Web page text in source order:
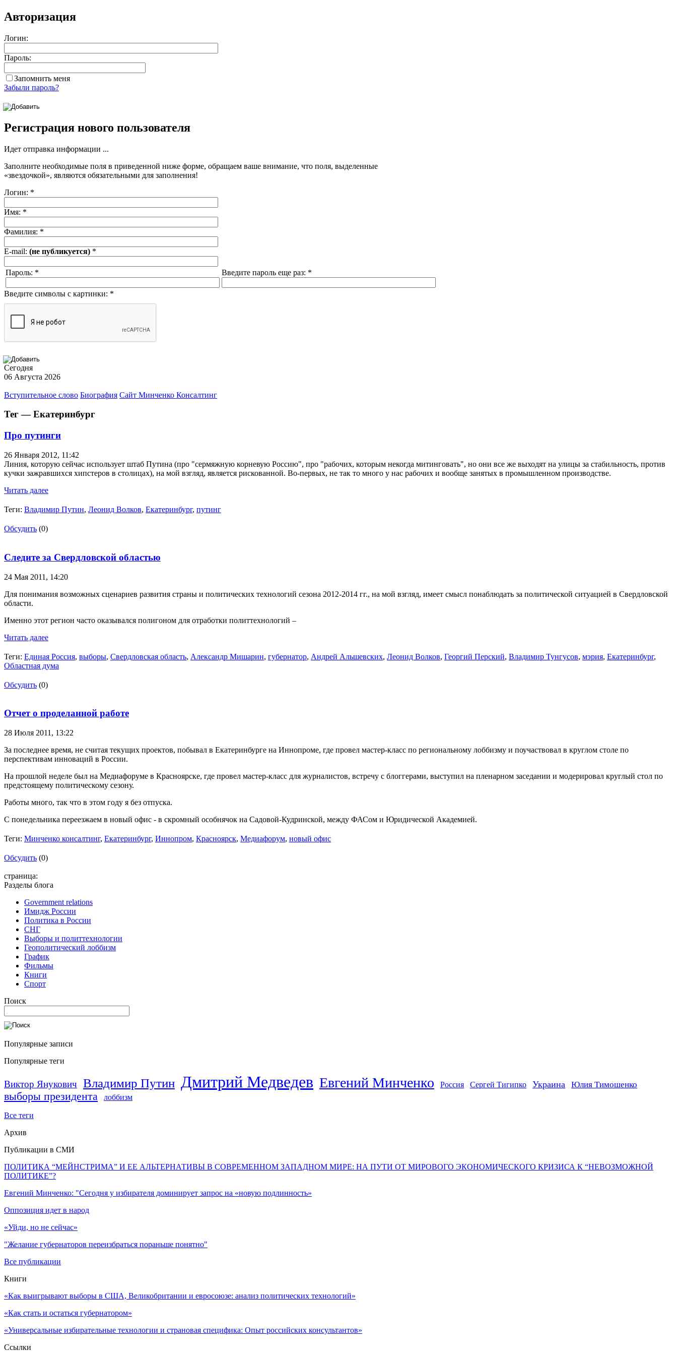
Авторизация
Логин:
Пароль:
Запомнить меня
Забыли пароль?
Регистрация нового пользователя
Идет отправка информации ...
Заполните необходимые поля в приведенной ниже форме, обращаем ваше внимание, что поля, выделенные
«звездочкой», являются обязательными для заполнения!
Логин: *
Имя: *
Фамилия: *
E-mail: (не публикуется) *
Пароль: * Введите пароль еще раз: *
Введите символы с картинки: *
Сегодня
06 Августа 2026
Вступительное слово Биография Сайт Минченко Консалтинг
Тег — Екатеринбург
Про путинги
26 Января 2012, 11:42
Линия, которую сейчас использует штаб Путина (про "сермяжную корневую Россию", про "рабочих, которым некогда митинговать", но они все же выходят на улицы за стабильность, против
кучки зажравшихся хипстеров в столицах), на мой взгляд, является рискованной. Во-первых, не так то много у нас рабочих и вообще занятых в промышленном производстве.
Читать далее
Теги: Владимир Путин, Леонид Волков, Екатеринбург, путинг
Обсудить (0)
Следите за Свердловской областью
24 Мая 2011, 14:20
Для понимания возможных сценариев развития страны и политических технологий сезона 2012-2014 гг., на мой взгляд, имеет смысл понаблюдать за политической ситуацией в Свердловской
области.
Именно этот регион часто оказывался полигоном для отработки политтехнологий –
Читать далее
Теги: Единая Россия, выборы, Свердловская область, Александр Мишарин, губернатор, Андрей Альшевских, Леонид Волков, Георгий Перский, Владимир Тунгусов, мэрия, Екатеринбург,
Областная дума
Обсудить (0)
Отчет о проделанной работе
28 Июля 2011, 13:22
За последнее время, не считая текущих проектов, побывал в Екатеринбурге на Иннопроме, где провел мастер-класс по региональному лоббизму и поучаствовал в круглом столе по
перспективам инноваций в России.
На прошлой неделе был на Медиафоруме в Красноярске, где провел мастер-класс для журналистов, встречу с блоггерами, выступил на пленарном заседании и модерировал круглый стол по
предстоящему политическому сезону.
Работы много, так что в этом году я без отпуска.
С понедельника переезжаем в новый офис - в скромный особнячок на Садовой-Кудринской, между ФАСом и Юридической Академией.
Теги: Минченко консалтинг, Екатеринбург, Иннопром, Красноярск, Медиафорум, новый офис
Обсудить (0)
страница:
Разделы блога
Government relations
Имидж России
Политика в России
СНГ
Выборы и политтехнологии
Геополитический лоббизм
График
Фильмы
Книги
Спорт
Поиск
Популярные записи
Популярные теги
Виктор Янукович Владимир Путин Дмитрий Медведев Евгений Минченко Россия Сергей Тигипко Украина Юлия Тимошенко
выборы президента лоббизм
Все теги
Архив
Публикации в СМИ
ПОЛИТИКА “МЕЙНСТРИМА” И ЕЕ АЛЬТЕРНАТИВЫ В СОВРЕМЕННОМ ЗАПАДНОМ МИРЕ: НА ПУТИ ОТ МИРОВОГО ЭКОНОМИЧЕСКОГО КРИЗИСА К “НЕВОЗМОЖНОЙ
ПОЛИТИКЕ”?
Евгений Минченко: "Сегодня у избирателя доминирует запрос на «новую подлинность»
Оппозиция идет в народ
«Уйди, но не сейчас»
"Желание губернаторов переизбраться пораньше понятно"
Все публикации
Книги
«Как выигрывают выборы в США, Великобритании и евросоюзе: анализ политических технологий»
«Как стать и остаться губернатором»
«Универсальные избирательные технологии и страновая специфика: Опыт российских консультантов»
Ссылки